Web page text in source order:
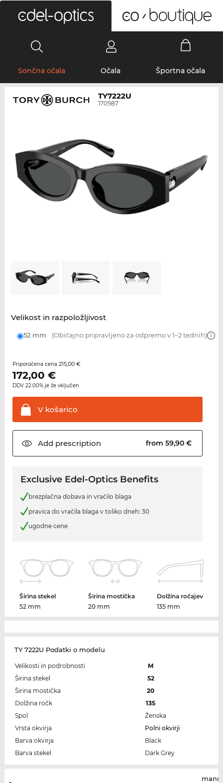
Sončna očala Očala Športna očala
TY7222U
170987
Velikost in razpoložljivost
52 mm (Običajno pripravljeno za odpremo v 1–2 tednih)
Priporočena cena 215,00 €
172,00 €
DDV 22.00% je že vključen
Vkošarico
Add prescription from 59,90 €
Exclusive Edel-Optics Benefits
brezplačna dobava in vračilo blaga
pravica do vračila blaga v toliko dneh: 30
ugodne cene
Širina stekel
52 mm
Širina mostička
20 mm
Dolžina ročajev
135 mm
TY 7222U Podatki o modelu
Velikosti in podrobnosti
M
Širina stekel
52
Širina mostička
20
Dolžina ročk
135
Spol
Ženska
Vrsta okvirja
Polni okvirji
Barva okvirja
Black
Barva stekel
Dark Grey